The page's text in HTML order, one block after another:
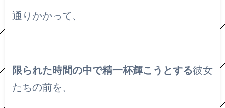
通りかかって、
限られた時間の中で精一杯輝こうとする彼女
たちの前を、